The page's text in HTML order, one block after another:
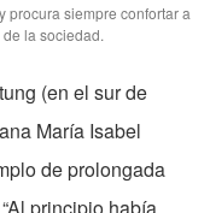
procura siempre confortar a
la sociedad.
(en el sur de
María Isabel
de prolongada